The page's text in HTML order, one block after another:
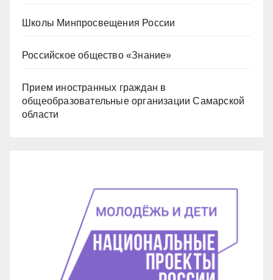
Школы Минпросвещения России
Российское общество «Знание»
Прием иностранных граждан в
общеобразовательные организации Самарской
области